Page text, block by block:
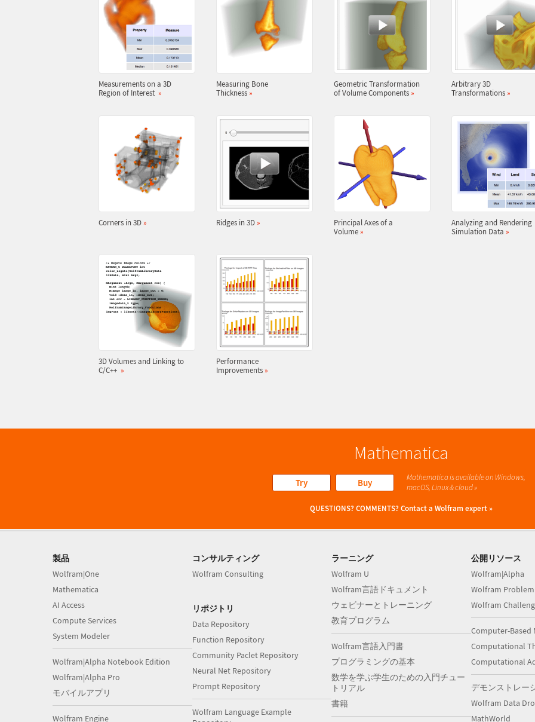
Measurements on a 3D
Region of Interest »
Measuring Bone
Thickness »
Geometric Transformation
of Volume Components »
Arbitrary 3D
Transformations »
Corners in 3D » Ridges in 3D »
Principal Axes of a
Volume »
Analyzing and Rendering
Simulation Data »
3D Volumes and Linking to
C/C++ »
Performance
Improvements »
Mathematica
Try Buy
Mathematica is available on Windows,
macOS, Linux & cloud »
QUESTIONS? COMMENTS?Contact a Wolfram expert »
製品
Wolfram|One
Mathematica
AI Access
Compute Services
System Modeler
Wolfram|Alpha Notebook Edition
Wolfram|Alpha Pro
モバイルアプリ
Wolfram Engine
コンサルティング
Wolfram Consulting
リポジトリ
Data Repository
Function Repository
Community Paclet Repository
Neural Net Repository
Prompt Repository
Wolfram Language Example
ラーニング
Wolfram U
Wolfram言語ドキュメント
ウェビナーとトレーニング
教育プログラム
Wolfram言語入門書
プログラミングの基本
数学を学ぶ学生のための入門チュー
トリアル
書籍
公開リソース
Wolfram|Alpha
Wolfram
Wolfram
Computer-Based
Computational
Computational
デモンストレー
Wolfram Data
MathWorld